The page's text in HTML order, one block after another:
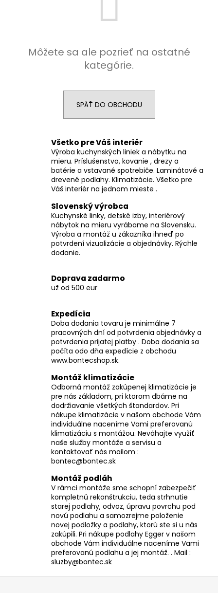
Môžete sa ale pozrieť na ostatné
kategórie.
SPÄŤ DO OBCHODU
Všetko pre Váš interiér
Výroba kuchynských liniek a nábytku na
mieru. Príslušenstvo, kovanie , drezy a
batérie a vstavané spotrebiče. Laminátové a
drevené podlahy. Klimatizácie. Všetko pre
Váš interiér na jednom mieste .
Slovenský výrobca
Kuchynské linky, detské izby, interiérový
nábytok na mieru vyrábame na Slovensku.
Výroba a montáž u zákazníka ihneď po
potvrdení vizualizácie a objednávky. Rýchle
dodanie.
Doprava zadarmo
už od 500 eur
Expedícia
Doba dodania tovaru je minimálne 7
pracovných dní od potvrdenia objednávky a
potvrdenia prijatej platby . Doba dodania sa
počíta odo dňa expedície z obchodu
www.bontecshop.sk.
Montáž klimatizácie
Odborná montáž zakúpenej klimatizácie je
pre nás základom, pri ktorom dbáme na
dodržiavanie všetkých štandardov. Pri
nákupe klimatizácie v našom obchode Vám
individuálne naceníme Vami preferovanú
klimatizáciu s montážou. Neváhajte využiť
naše služby montáže a servisu a
kontaktovať nás mailom :
bontec@bontec.sk
Montáž podláh
V rámci montáže sme schopní zabezpečiť
kompletnú rekonštrukciu, teda strhnutie
starej podlahy, odvoz, úpravu povrchu pod
novú podlahu a samozrejme položenie
novej podložky a podlahy, ktorú ste si u nás
zakúpili. Pri nákupe podlahy Egger v našom
obchode Vám individuálne naceníme Vami
preferovanú podlahu a jej montáž. . Mail :
sluzby@bontec.sk
Z